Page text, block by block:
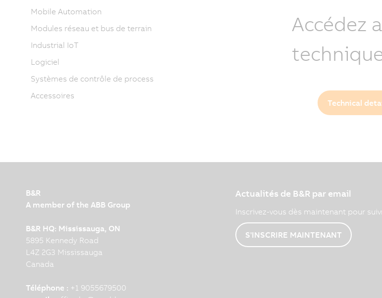
Accédez
Technical
Mobile Automation
Modules réseau et bus de terrain
Industrial IoT
Logiciel
Systèmes de contrôle de process
Accessoires
B&R
A member of the ABB Group
B&R HQ: Mississauga, ON
5895 Kennedy Road
L4Z 2G3 Mississauga
Canada
Téléphone : +1 9055679500
Actualités de B&R par email
Inscrivez-vous dès maintenant pour
S'INSCRIRE MAINTENANT